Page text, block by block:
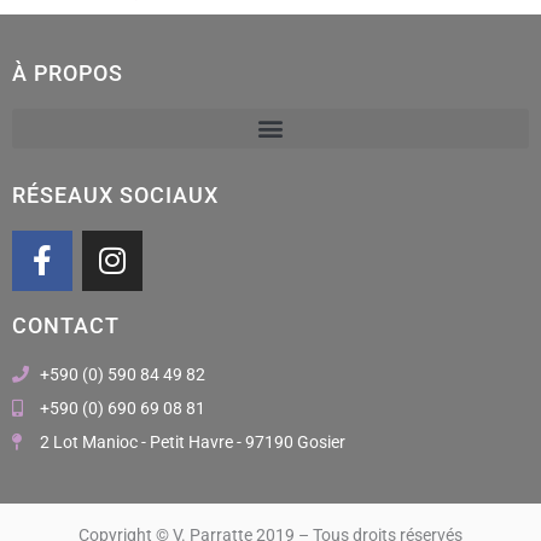
À PROPOS
RÉSEAUX SOCIAUX
F
a
e
b
o
o
k
I
n
t
a
g
r
a
CONTACT
+590 (0) 590 84 49 82
+590 (0) 690 69 08 81
2 Lot Manioc - Petit Havre - 97190 Gosier
Copyright © V. Parratte 2019 – Tous droits réservés